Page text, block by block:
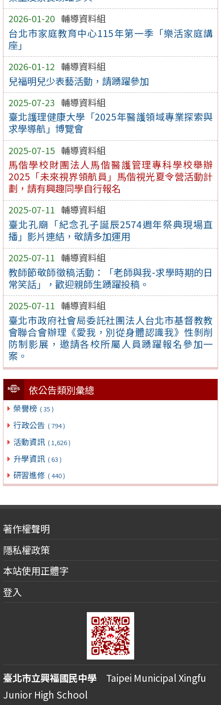
2026-01-20 輔導資料組
台北市家庭教育中心115年第一季「樂活家庭講
座」
2026-01-12 輔導資料組
兒福明兒少表藝活動，請踴躍參加
2025-07-23 輔導資料組
臺北護理健康大學「2025年醫護領域專業探索與
求學導航」博覽會
2025-07-15 輔導資料組
馬偕學校財團法人馬偕醫護管理專科學校舉辦
2025「未來視界領航員」馬偕視光夏令營活動計
劃，請有興趣同學自行報名
2025-07-11 輔導資料組
臺北孔廟「紀念孔子誕辰2574週年祭典現場直
播」影片連結，敬請多加運用
2025-07-11 輔導資料組
教師節敬師徵稿活動：「老師與我-求學時期的日
常笑話」，歡迎親師生踴躍投稿。
2025-07-11 輔導資料組
臺北市政府社會局委託社團法人台北市基督教教
會聯合會辦理《愛我，別從身體認識我》性剝削
防制影展，邀請各校所屬人員踴躍報名參加一
案。
依公告類別彙總
榮譽榜 ( 35 )
行政公告 ( 794 )
活動資訊 ( 1,626 )
升學資訊 ( 63 )
研習進修 ( 440 )
著作權聲明
隱私權政策
本站使用正體字
登入
臺北市立興福國民中學 Taipei Municipal Xingfu
Junior High School